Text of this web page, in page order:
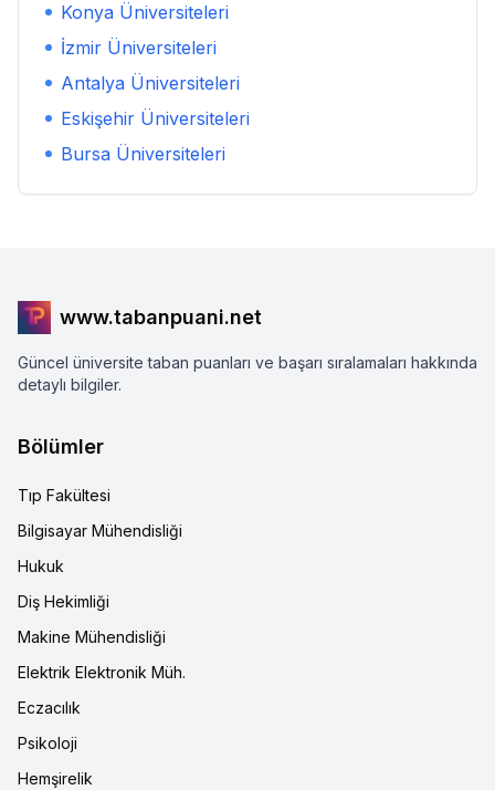
Konya Üniversiteleri
İzmir Üniversiteleri
Antalya Üniversiteleri
Eskişehir Üniversiteleri
Bursa Üniversiteleri
www.tabanpuani.net
Güncel üniversite taban puanları ve başarı sıralamaları hakkında
detaylı bilgiler.
Bölümler
Tıp Fakültesi
Bilgisayar Mühendisliği
Hukuk
Diş Hekimliği
Makine Mühendisliği
Elektrik Elektronik Müh.
Eczacılık
Psikoloji
Hemşirelik